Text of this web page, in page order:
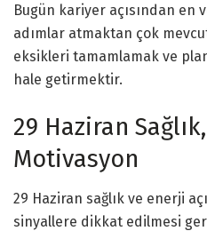
Bugün kariyer açısından en
adımlar atmaktan çok
eksikleri tamamlamak ve
hale getirmektir.
29 Haziran
Motivasyon
29 Haziran sağlık ve enerji
sinyallere dikkat edilmesi